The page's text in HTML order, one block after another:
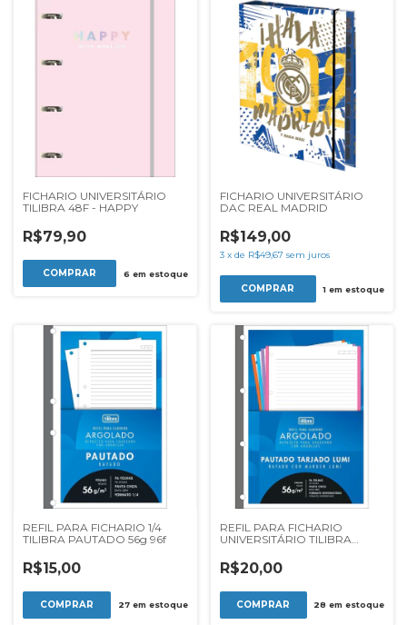
FICHARIO UNIVERSITÁRIO
TILIBRA 48F - HAPPY
R$79,90
6 em estoque
FICHARIO UNIVERSITÁRIO
DAC REAL MADRID
R$149,00
3 x de R$49,67 sem juros
1 em estoque
REFIL PARA FICHARIO 1/4
TILIBRA PAUTADO 56g 96f
R$15,00
27em estoque
REFIL PARA FICHARIO
UNIVERSITÁRIO TILIBRA
56G 96F
R$20,00
28 em estoque